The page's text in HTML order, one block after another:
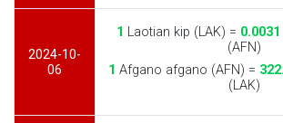
2024-10-
06
1 Laotian kip (LAK) = 0.0031
(AFN)
1 Afgano afgano (AFN) =
(LAK)